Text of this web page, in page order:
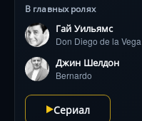
В главных ролях
Гай Уильямс
Don Diego de la Vega
Джин Шелдон
Bernardo
Сериал